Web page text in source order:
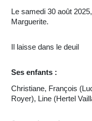
Le samedi 30 août
Marguerite.
Il laisse dans le deuil
Ses enfants :
Christiane, François
Royer), Line (Hertel